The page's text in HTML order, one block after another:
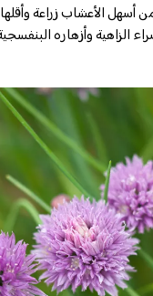
أسهل الأعشاب زراعة وأقلها
الزاهية وأزهاره